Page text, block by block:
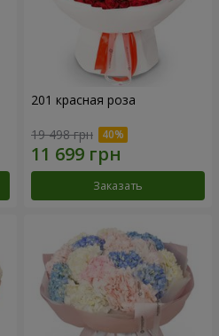
201 красная роза
19 498 грн
Заказать